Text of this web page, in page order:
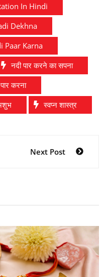
In Hindi
Dekhna
Paar Karna
नदी पार करने का सपना
करना
स्वप्न शास्त्र
Next Post